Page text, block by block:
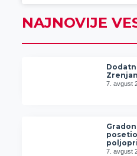
NAJNOVIJE
7. avgust
7. avgust